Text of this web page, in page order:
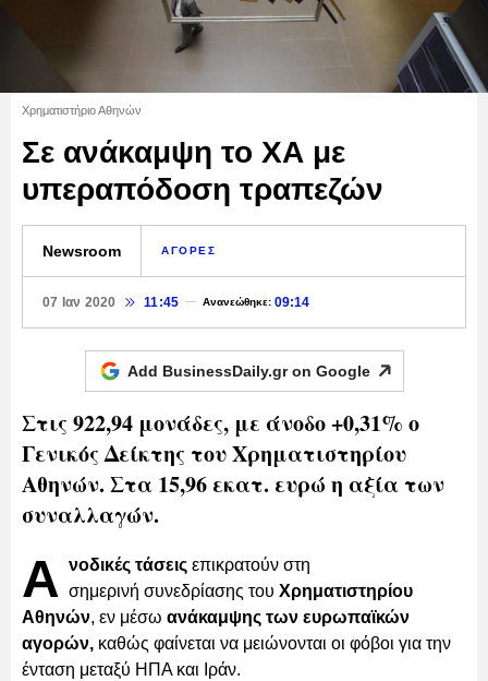
Χρηματιστήριο Αθηνών
Σε ανάκαμψη το ΧΑ με
υπεραπόδοση τραπεζών
Newsroom ΑΓΟΡΕΣ
07 Ιαν 2020 11:45 Ανανεώθηκε: 09:14
Add BusinessDaily.gr on Google
Στις 922,94 μονάδες, με άνοδο +0,31% ο
Γενικός Δείκτης του Χρηματιστηρίου
Αθηνών. Στα 15,96 εκατ. ευρώ η αξία των
συναλλαγών.
Α νοδικές τάσεις επικρατούν στη
σημερινή συνεδρίασης του Χρηματιστηρίου
Αθηνών, εν μέσω ανάκαμψης των ευρωπαϊκών
αγορών, καθώς φαίνεται να μειώνονται οι φόβοι για την
ένταση μεταξύ ΗΠΑ και Ιράν.